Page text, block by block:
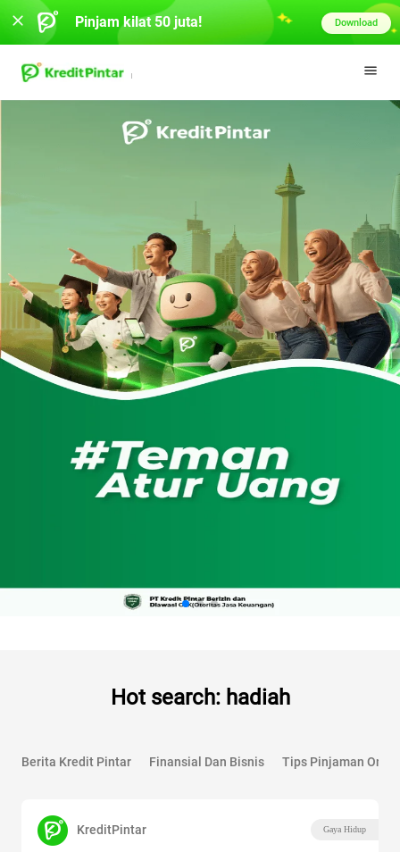
Hot search: hadiah
Berita Kredit Pintar Finansial Dan Bisnis Tips Pinjaman
KreditPintar Gaya Hidup
Pinjam kilat 50 juta! Download